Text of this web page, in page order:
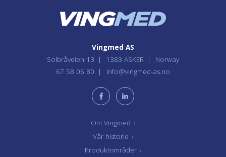
Om Vingmed ›
Vår historie ›
Produktområder ›
Vingmed AS
Solbråveien 13
1383 ASKER
Norway
67 58 06 80
info@vingmed-as.no